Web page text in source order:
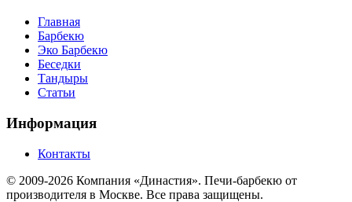
Главная
Барбекю
Эко Барбекю
Беседки
Тандыры
Статьи
Информация
Контакты
© 2009-2026 Компания «Династия». Печи-барбекю от
производителя в Москве. Все права защищены.